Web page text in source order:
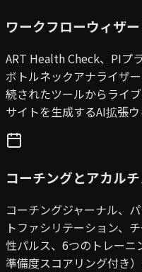
ワークフローウィザ
ART Health Check、PIプ
ボトルネックアナライザ
続されたツールからライ
サイトを生成するAI拡張ウ
コーチングとアカル
コーチングジャーナル、
トファシリテーション、
性パルス、6つのトレー
準備度スコアリング付き）